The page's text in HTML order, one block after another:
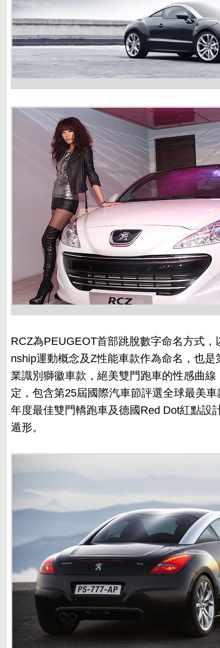
RCZ為PEUGEOT首部跳脫數字命名方式，
nship運動概念及Z性能車款作為命名，也是
業識別獅徽車款，絕美雙門跑車的性感曲
定，包含第25屆國際汽車節評選全球最美
年度最佳雙門轎跑車及德國Red Dot紅點設
遁形。